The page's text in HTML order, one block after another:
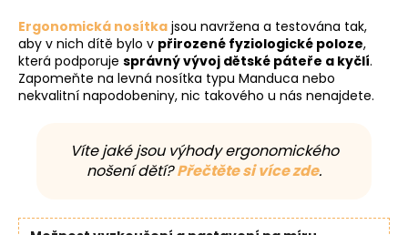
Ergonomická nosítka jsou navržena a testována tak,
aby v nich dítě bylo v přirozené fyziologické poloze,
která podporuje správný vývoj dětské páteře a kyčlí.
Zapomeňte na levná nosítka typu Manduca nebo
nekvalitní napodobeniny, nic takového u nás nenajdete.
Víte jaké jsou výhody ergonomického
nošení dětí?Přečtěte si více zde.
D
o
p
o
r
m